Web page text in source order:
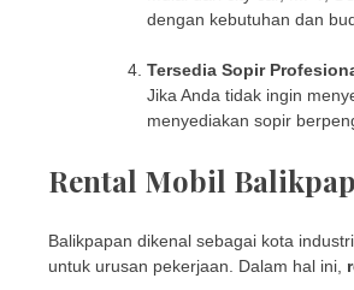
dengan kebutuhan dan
Tersedia Sopir
Jika Anda tidak ingin
menyediakan sopir
Rental Mobil
Balikpapan dikenal sebagai kota
untuk urusan pekerjaan. Dalam hal ini,